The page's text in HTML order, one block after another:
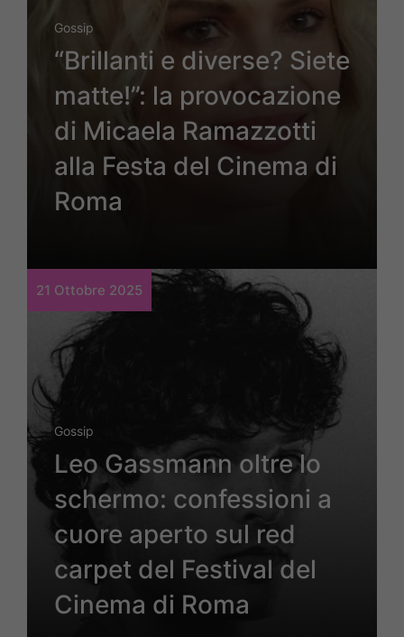
Gossip
“Brillanti e diverse? Siete
matte!”: la provocazione
di Micaela Ramazzotti
alla Festa del Cinema di
Roma
21 Ottobre 2025
Gossip
Leo Gassmann oltre lo
schermo: confessioni a
cuore aperto sul red
carpet del Festival del
Cinema di Roma